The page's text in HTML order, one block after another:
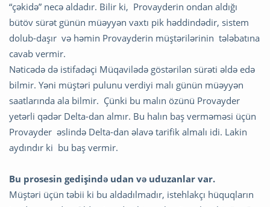
“çəkidə” necə aldadır. Bilir ki, Provayderin ondan aldığı
bütöv sürət günün müəyyən vaxtı pik həddindədir, sistem
dolub-daşır və həmin Provayderin müştərilərinin tələbatına
cavab vermir.
Nəticədə də istifadəçi Müqavilədə göstərilən sürəti əldə edə
bilmir. Yəni müştəri pulunu verdiyi malı günün müəyyən
saatlarında ala bilmir. Çünki bu malın özünü Provayder
yetərli qədər Delta-dan almır. Bu halın baş verməməsi üçün
Provayder əslində Delta-dan əlavə tarifik almalı idi. Lakin
aydındır ki bu baş vermir.
Bu prosesin gedişində udan və uduzanlar var.
Müştəri üçün təbii ki bu aldadılmadır, istehlakçı hüquqların